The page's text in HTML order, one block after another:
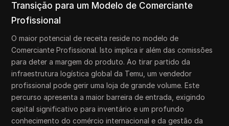
Transição para um Modelo de Comerciante
Profissional
O maior potencial de receita reside no modelo de
Comerciante Profissional. Isto implica ir além das comissões
para deter a margem do produto. Ao tirar partido da
infraestrutura logística global da Temu, um vendedor
profissional pode gerir uma loja de grande volume. Este
percurso apresenta a maior barreira de entrada, exigindo
capital significativo para inventário e um profundo
conhecimento do comércio internacional e da gestão da